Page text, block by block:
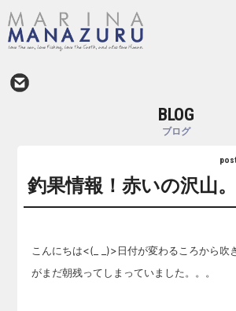
BLOG
ブログ
釣果情報！赤いの沢山。
こんにちは<(_ _)>日付が変わるころから吹
がまだ朝残ってしまっていました。。。